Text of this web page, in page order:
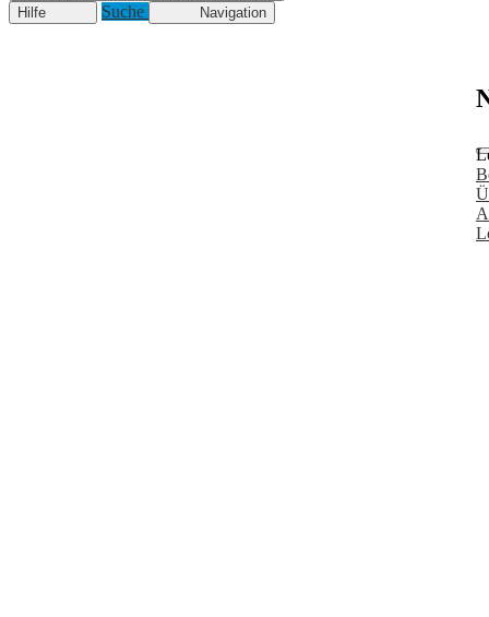
Hilfe
Suche Navigation